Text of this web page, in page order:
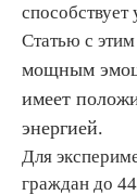
Статью с
мощным
имеет
энергией.
Для
граждан до